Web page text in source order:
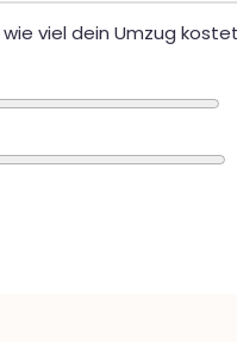
viel dein Umzug